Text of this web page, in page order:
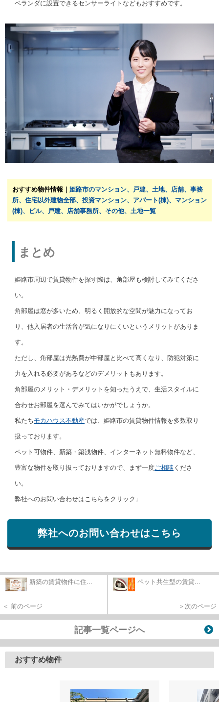
ベランダに設置できるセンサーライトなどもおすすめです。
おすすめ物件情報｜ 姫路市のマンション、戸建、土地、店舗、事務
所、住宅以外建物全部、投資マンション、アパート(棟)、マンション
(棟)、ビル、戸建、店舗事務所、その他、土地一覧
まとめ
姫路市周辺で賃貸物件を探す際は、角部屋も検討してみてくださ
い。
角部屋は窓が多いため、明るく開放的な空間が魅力になってお
り、他入居者の生活音が気になりにくいというメリットがありま
す。
ただし、角部屋は光熱費が中部屋と比べて高くなり、防犯対策に
力を入れる必要があるなどのデメリットもあります。
角部屋のメリット・デメリットを知ったうえで、生活スタイルに
合わせお部屋を選んでみてはいかがでしょうか。
私たちモカハウス不動産では、姫路市の賃貸物件情報を多数取り
扱っております。
ペット可物件、新築・築浅物件、インターネット無料物件など、
豊富な物件を取り扱っておりますので、まず一度ご相談 くださ
い。
弊社へのお問い合わせはこちらをクリック↓
弊社へのお問い合わせはこちら
新築の賃貸物件に住...
＜ 前のページ
ペット共生型の賃貸...
＞次のページ
記事一覧ページへ
おすすめ物件